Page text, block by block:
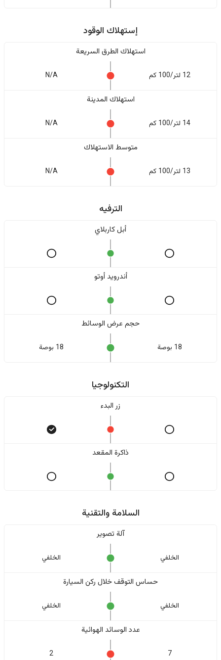
إستهلاك الوقود
استهلاك الطرق السريعة
12 لتر/100 كم N/A
استهلاك المدينة
14 لتر/100 كم N/A
متوسط الاستهلاك
13 لتر/100 كم N/A
الترفيه
أبل كاربلاي
أندرويد أوتو
حجم عرض الوسائط
18 بوصة 18 بوصة
التكنولوجيا
زر البدء
ذاكرة المقعد
السلامة والتقنية
آلة تصوير
الخلفي الخلفي
حساس التوقف خلال ركن السيارة
الخلفي الخلفي
عدد الوسائد الهوائية
7
2